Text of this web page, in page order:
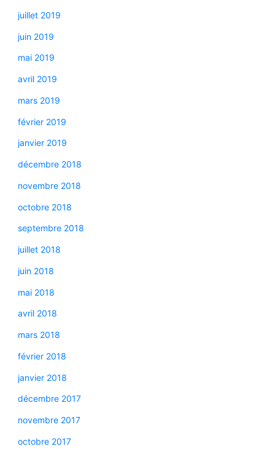
juillet 2019
juin 2019
mai 2019
avril 2019
mars 2019
février 2019
janvier 2019
décembre 2018
novembre 2018
octobre 2018
septembre 2018
juillet 2018
juin 2018
mai 2018
avril 2018
mars 2018
février 2018
janvier 2018
décembre 2017
novembre 2017
octobre 2017